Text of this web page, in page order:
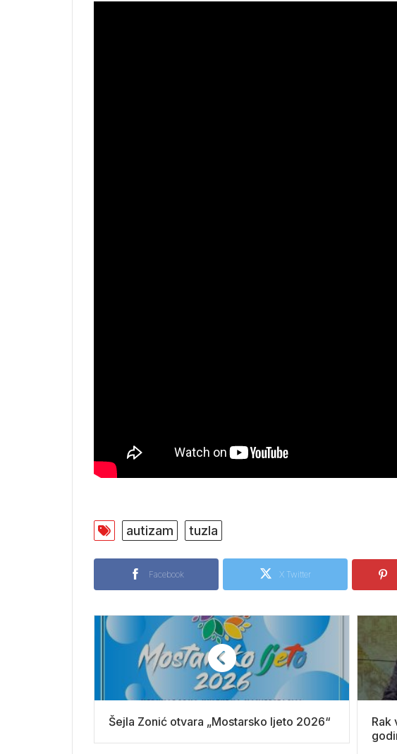
autizam tuzla
Facebook X Twitter
Šejla Zonić otvara „Mostarsko ljeto 2026“
Rak